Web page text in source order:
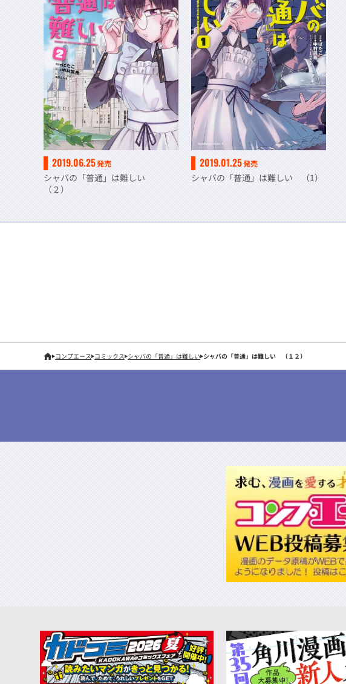
2019.06.25発売
シャバの「普通」は難しい
（２）
2019.01.25発売
シャバの「普通」は難しい （1）
コンプエース コミックス シャバの「普通」は難しい シャバの「普通」は難しい （１２）